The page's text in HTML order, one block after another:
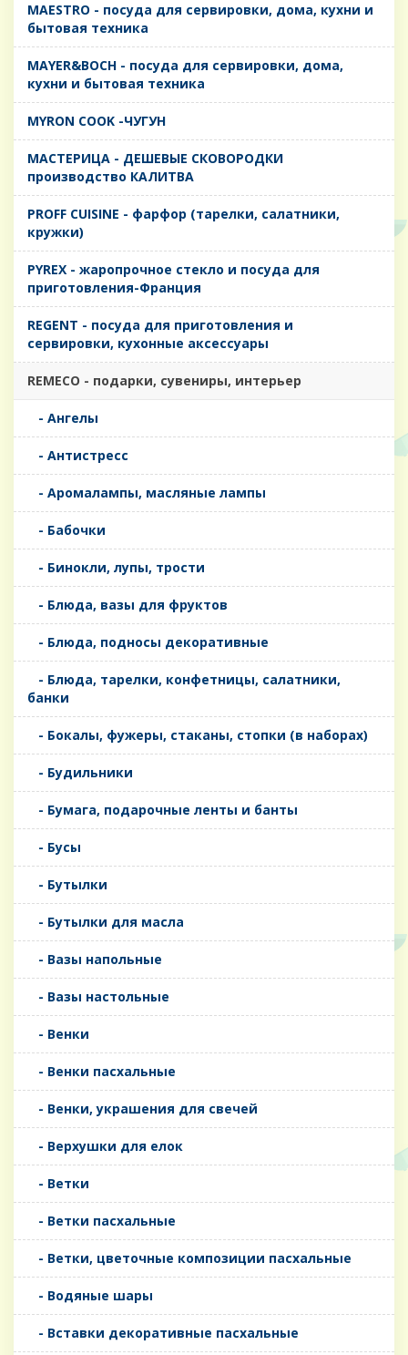
MAESTRO - посуда для сервировки, дома, кухни и
бытовая техника
MAYER&BOCH - посуда для сервировки, дома,
кухни и бытовая техника
MYRON COOK -ЧУГУН
MАСТЕРИЦА - ДЕШЕВЫЕ СКОВОРОДКИ
производство КАЛИТВА
PROFF CUISINE - фарфор (тарелки, салатники,
кружки)
PYREX - жаропрочное стекло и посуда для
приготовления-Франция
REGENT - посуда для приготовления и
сервировки, кухонные аксессуары
REMECO - подарки, сувениры, интерьер
- Ангелы
- Антистресс
- Аромалампы, масляные лампы
- Бабочки
- Бинокли, лупы, трости
- Блюда, вазы для фруктов
- Блюда, подносы декоративные
- Блюда, тарелки, конфетницы, салатники,
банки
- Бокалы, фужеры, стаканы, стопки (в наборах)
- Будильники
- Бумага, подарочные ленты и банты
- Бусы
- Бутылки
- Бутылки для масла
- Вазы напольные
- Вазы настольные
- Венки
- Венки пасхальные
- Венки, украшения для свечей
- Верхушки для елок
- Ветки
- Ветки пасхальные
- Ветки, цветочные композиции пасхальные
- Водяные шары
- Вставки декоративные пасхальные